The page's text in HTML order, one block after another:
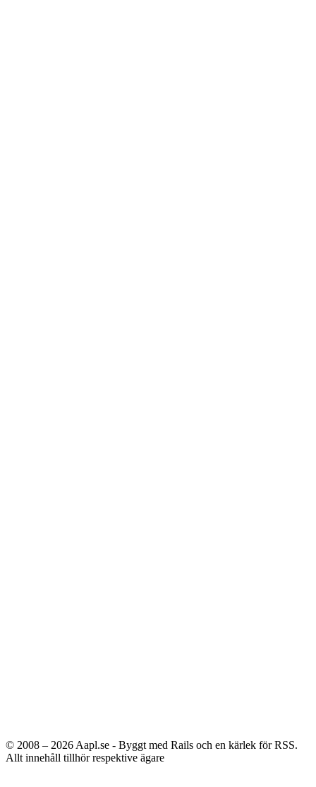
© 2008 – 2026 Aapl.se - Byggt med Rails och en kärlek för RSS.
Allt innehåll tillhör respektive ägare